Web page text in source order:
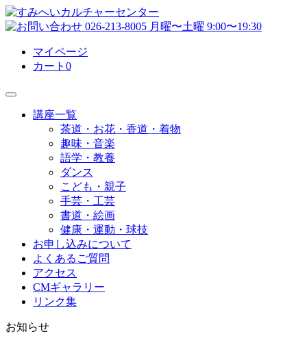
マイページ
カート 0
講座一覧
茶道・お花・香道・着物
趣味・音楽
語学・教養
ダンス
こども・親子
手芸・工芸
書道・絵画
健康・運動・球技
お申し込みについて
よくあるご質問
アクセス
CMギャラリー
リンク集
お知らせ